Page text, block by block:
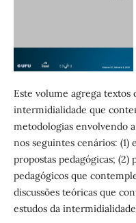
Este volume agrega textos
intermidialidade que
metodologias envolvendo
nos seguintes cenários: (1)
propostas pedagógicas; (2)
pedagógicos que
discussões teóricas que
estudos da